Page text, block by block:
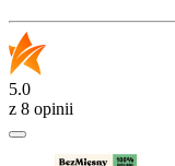
5.0
z 8 opinii